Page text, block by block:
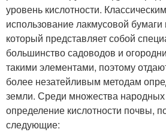
уровень кислотности.
использование лакмусовой
который представляет собой
большинство садоводов и
такими элементами, поэтому
более незатейливым методам
земли. Среди множества
определение кислотности почвы,
следующие: